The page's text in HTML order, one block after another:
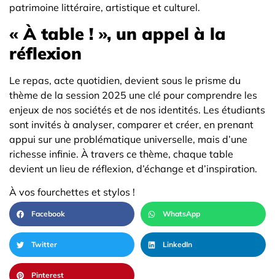
patrimoine littéraire, artistique et culturel.
« À table ! », un appel à la
réflexion
Le repas, acte quotidien, devient sous le prisme du
thème de la session 2025 une clé pour comprendre les
enjeux de nos sociétés et de nos identités. Les étudiants
sont invités à analyser, comparer et créer, en prenant
appui sur une problématique universelle, mais d’une
richesse infinie. À travers ce thème, chaque table
devient un lieu de réflexion, d’échange et d’inspiration.
À vos fourchettes et stylos !
Facebook WhatsApp
Twitter LinkedIn
Pinterest